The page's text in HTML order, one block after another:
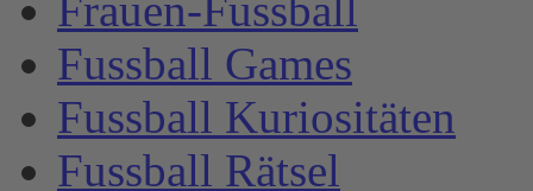
Frauen-Fussball
Fussball Games
Fussball Kuriositäten
Fussball Rätsel